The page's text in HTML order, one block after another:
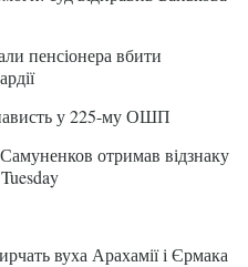
пенсіонера вбити
у 225-му ОШП
отримав відзнаку
вуха Арахамії і Єрмака